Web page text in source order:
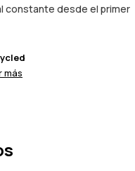
constante desde el primer
más